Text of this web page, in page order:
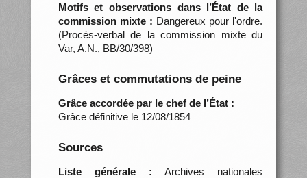
Motifs et observations dans l’État de la
commission mixte : Dangereux pour l'ordre.
(Procès-verbal de la commission mixte du
Var, A.N., BB/30/398)
Grâces et commutations de peine
Grâce accordée par le chef de l’État :
Grâce définitive le 12/08/1854
Sources
Liste générale : Archives nationales